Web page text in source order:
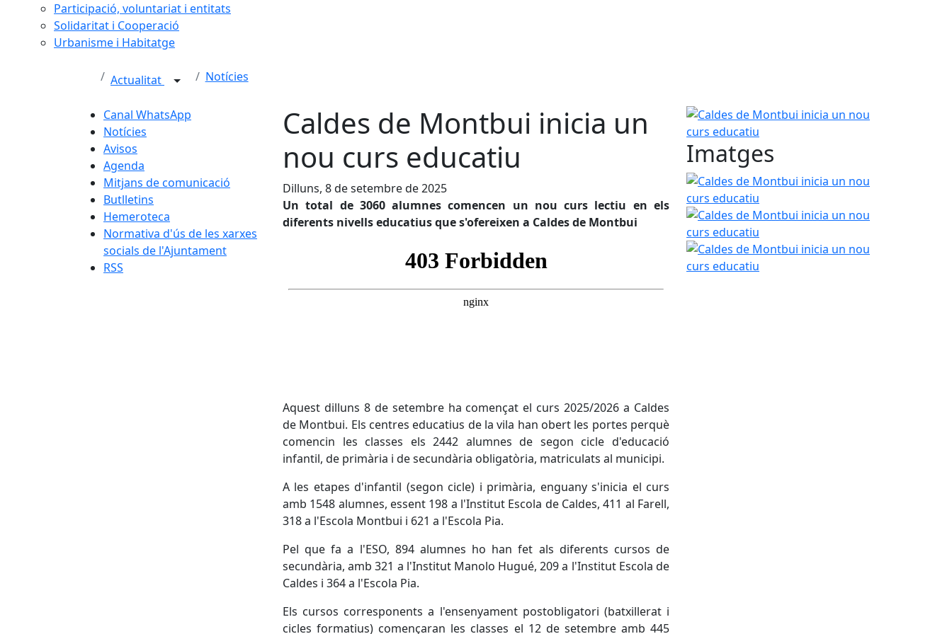
Participació, voluntariat i entitats
Solidaritat i Cooperació
Urbanisme i Habitatge
Actualitat Notícies
Canal WhatsApp
Notícies
Avisos
Agenda
Mitjans de comunicació
Butlletins
Hemeroteca
Normativa d'ús de les xarxes
socials de l'Ajuntament
RSS
Caldes de Montbui inicia un
nou curs educatiu
Dilluns, 8 de setembre de 2025
Un total de 3060 alumnes comencen un nou curs lectiu en els
diferents nivells educatius que s'ofereixen a Caldes de Montbui
Aquest dilluns 8 de setembre ha començat el curs 2025/2026 a Caldes
de Montbui. Els centres educatius de la vila han obert les portes perquè
comencin les classes els 2442 alumnes de segon cicle d'educació
infantil, de primària i de secundària obligatòria, matriculats al municipi.
A les etapes d'infantil (segon cicle) i primària, enguany s'inicia el curs
amb 1548 alumnes, essent 198 a l'Institut Escola de Caldes, 411 al Farell,
318 a l'Escola Montbui i 621 a l'Escola Pia.
Pel que fa a l'ESO, 894 alumnes ho han fet als diferents cursos de
secundària, amb 321 a l'Institut Manolo Hugué, 209 a l'Institut Escola de
Caldes i 364 a l'Escola Pia.
Els cursos corresponents a l'ensenyament postobligatori (batxillerat i
cicles formatius) començaran les classes el 12 de setembre amb 445
Caldes de Montbui inicia un nou curs educatiu
Imatges
Caldes de Montbui inicia un nou curs educatiu
Caldes de Montbui inicia un nou curs educatiu
Caldes de Montbui inicia un nou curs educatiu